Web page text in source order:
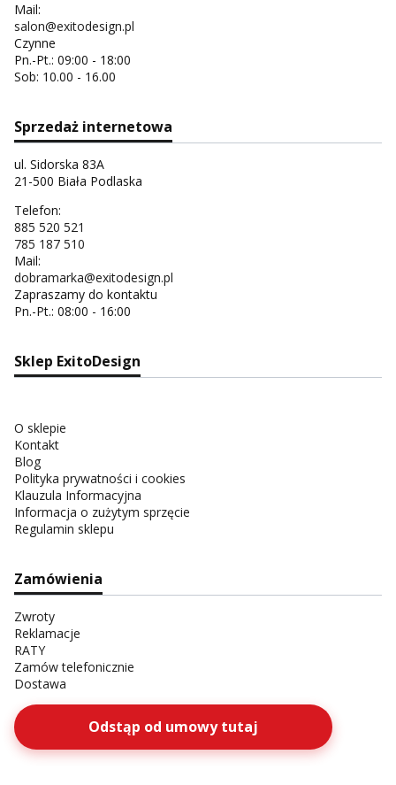
Mail:
salon@exitodesign.pl
Czynne
Pn.-Pt.: 09:00 - 18:00
Sob: 10.00 - 16.00
Sprzedaż internetowa
ul. Sidorska 83A
21-500 Biała Podlaska
Telefon:
885 520 521
785 187 510
Mail:
dobramarka@exitodesign.pl
Zapraszamy do kontaktu
Pn.-Pt.: 08:00 - 16:00
Sklep ExitoDesign
O sklepie
Kontakt
Blog
Polityka prywatności i cookies
Klauzula Informacyjna
Informacja o zużytym sprzęcie
Regulamin sklepu
Zamówienia
Zwroty
Reklamacje
RATY
Zamów telefonicznie
Dostawa
Odstąp od umowy tutaj